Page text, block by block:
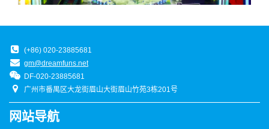
(+86) 020-23885681
gm@dreamfuns.net
DF-020-23885681
广州市番禺区大龙街眉山大街眉山竹苑3栋201号
网站导航